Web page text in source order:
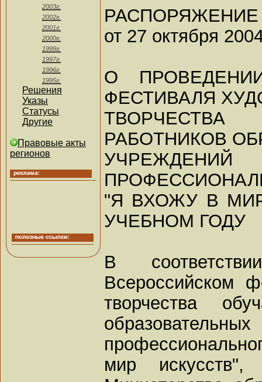
2003г.
2002г.
2001г.
2000г.
1999г.
1997г.
1996г.
1995г.
Решения
Указы
Статусы
Другие
Правовые акты
регионов
РАСПОРЯЖЕНИЕ
от 27 октября
О
ФЕСТИВАЛЯ
РАБОТНИКОВ
"Я ВХОЖУ В МИР
УЧЕБНОМ ГОДУ
В
Всероссийском
творчества
мир искусств",